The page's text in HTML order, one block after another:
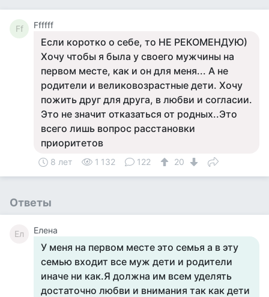
Ff Ffffff
Если коротко о себе, то НЕ РЕКОМЕНДУЮ)
Хочу чтобы я была у своего мужчины на
первом месте, как и он для меня... А не
родители и великовозрастные дети. Хочу
пожить друг для друга, в любви и согласии.
Это не значит отказаться от родных..Это
всего лишь вопрос расстановки
приоритетов
8 лет 1 132 122 20
Ответы
Ел Елена
У меня на первом месте это семья а в эту
семью входит все муж дети и родители
иначе ни как.Я должна им всем уделять
достаточно любви и внимания так как дети